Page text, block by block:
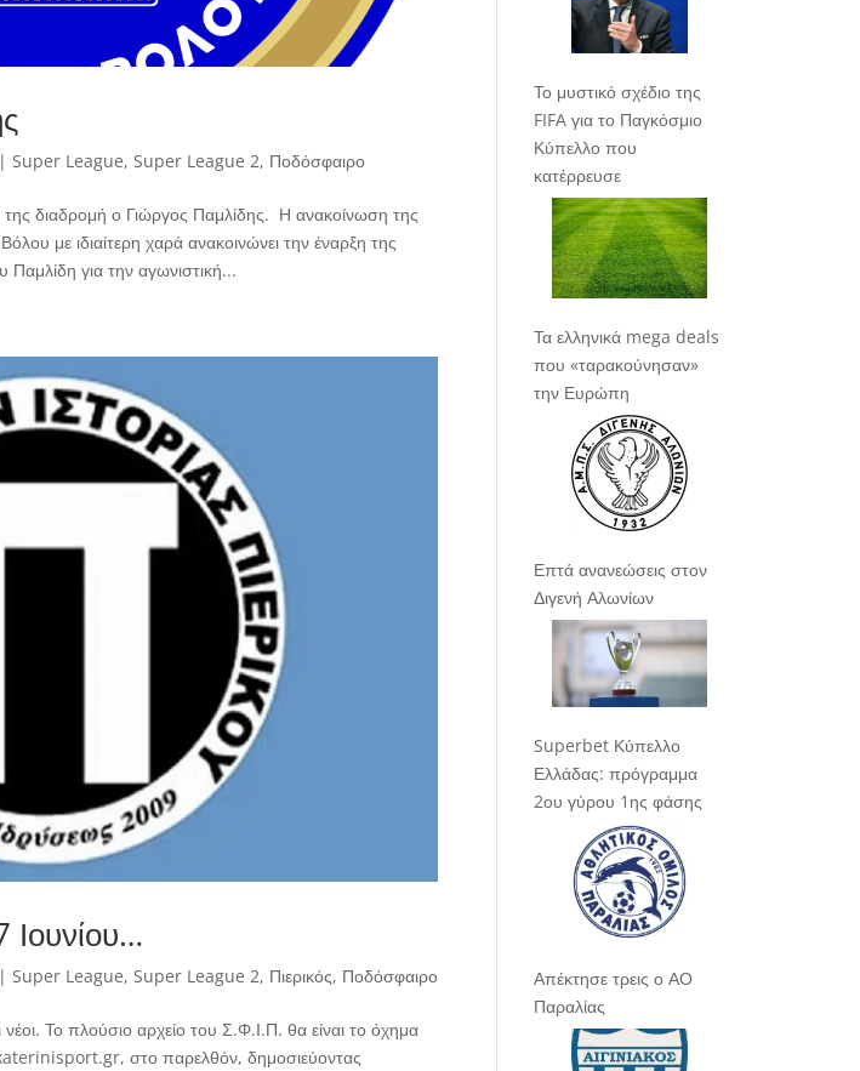
Super League, Super League 2, Ποδόσφαιρο
διαδρομή ο Γιώργος Παμλίδης. Η ανακοίνωση της
με ιδιαίτερη χαρά ανακοινώνει την έναρξη της
για την αγωνιστική...
Super League, Super League 2, Πιερικός, Ποδόσφαιρο
νέοι. Το πλούσιο αρχείο του Σ.Φ.Ι.Π. θα είναι το όχημα
katerinisport.gr, στο παρελθόν, δημοσιεύοντας
Το μυστικό σχέδιο της
FIFA για το Παγκόσμιο
Κύπελλο που
κατέρρευσε
Τα ελληνικά mega deals
που «ταρακούνησαν»
την Ευρώπη
Επτά ανανεώσεις στον
Διγενή Αλωνίων
Superbet Κύπελλο
Ελλάδας: πρόγραμμα
2ου γύρου 1ης φάσης
Απέκτησε τρεις ο ΑΟ
Παραλίας